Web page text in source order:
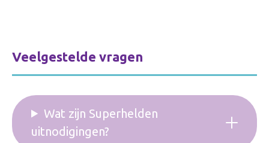
Veelgestelde vragen
Wat zijn Superhelden
uitnodigingen?